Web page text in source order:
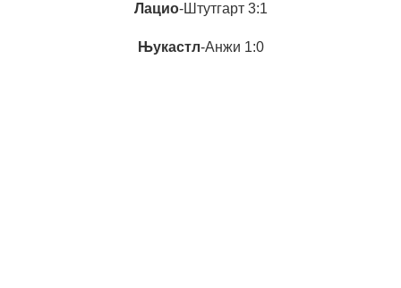
Лацио-Штутгарт 3:1
Њукастл-Анжи 1:0